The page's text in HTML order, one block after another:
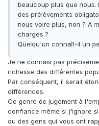
beaucoup plus que nous.
des prélèvements
nous voire plus, non ? A
charges ?
Quelqu'un connaît-il un
Je ne connais pas
richesse des différentes
Par conséquent, il serait
différences.
Ce genre de jugement à
confiance même si j'ignore
ou des gens qui vous ont